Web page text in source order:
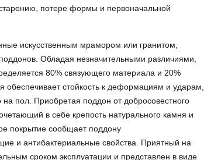
потере формы и первоначальной
искусственным мрамором или гранитом,
Обладая незначительными различиями,
80% связующего материала и 20%
обеспечивает стойкость к деформациям и ударам,
на пол. Приобретая поддон от добросовестного
в себе крепость натурального камня и
покрытие сообщает поддону
и антибактериальные свойства. Приятный на
сроком эксплуатации и представлен в виде